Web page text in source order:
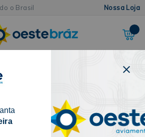
o Brasil Nossa Loja
Acabamentos